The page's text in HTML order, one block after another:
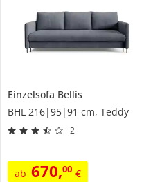
Einzelsofa Bellis
BHL 216|95|91 cm, Teddy
2
ab 670,00 €